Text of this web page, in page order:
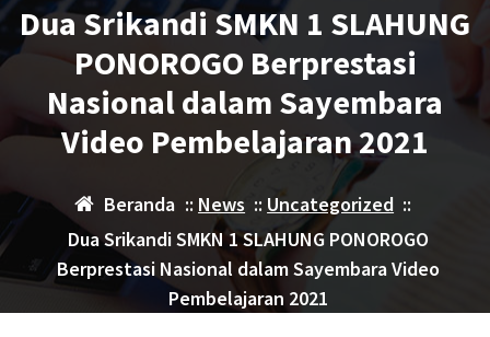
Dua Srikandi SMKN 1 SLAHUNG
PONOROGO Berprestasi
Nasional dalam Sayembara
Video Pembelajaran 2021
Beranda :: News :: Uncategorized ::
Dua Srikandi SMKN 1 SLAHUNG PONOROGO
Berprestasi Nasional dalam Sayembara Video
Pembelajaran 2021